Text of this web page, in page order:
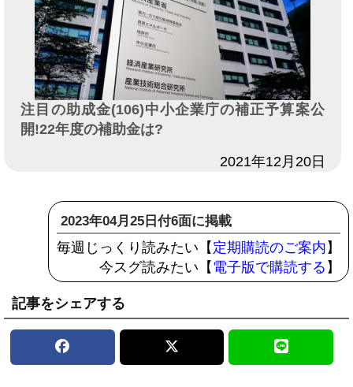
注目の助成金(106)中小企業庁の補正予算案公
開!22年度の補助金は?
2021年12月20日
2023年04月25日付6面に掲載
毎週じっくり読みたい【 定期購読のご案内 】
今スグ読みたい【 電子版で購読する 】
記事をシェアする